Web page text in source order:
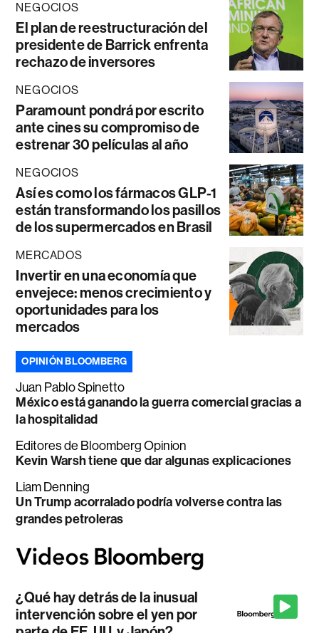
NEGOCIOS
El plan de reestructuración del
presidente de Barrick enfrenta
rechazo de inversores
NEGOCIOS
Paramount pondrá por escrito
ante cines su compromiso de
estrenar 30 películas al año
NEGOCIOS
Así es como los fármacos GLP-1
están transformando los pasillos
de los supermercados en Brasil
MERCADOS
Invertir en una economía que
envejece: menos crecimiento y
oportunidades para los
mercados
OPINIÓN BLOOMBERG
Juan Pablo Spinetto
México está ganando la guerra comercial gracias a
la hospitalidad
Editores de Bloomberg Opinion
Kevin Warsh tiene que dar algunas explicaciones
Liam Denning
Un Trump acorralado podría volverse contra las
grandes petroleras
¿Qué hay detrás de la inusual
intervención sobre el yen por